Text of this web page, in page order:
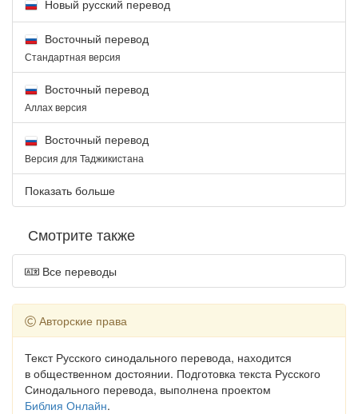
Новый русский перевод
Восточный перевод
Стандартная версия
Восточный перевод
Аллах версия
Восточный перевод
Версия для Таджикистана
Показать больше
Смотрите также
Все переводы
Авторские права
Текст Русского синодального перевода, находится
в общественном достоянии. Подготовка текста Русского
Синодального перевода, выполнена проектом
Библия Онлайн.